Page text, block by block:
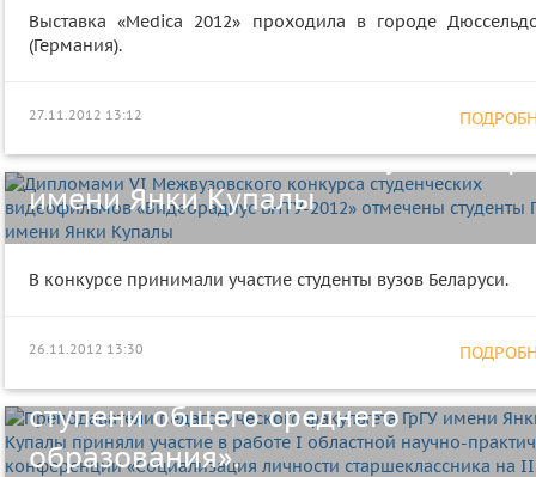
Выставка «Medica 2012» проходила в городе
(Германия).
27.11.2012 13:12
Дипломами VI Межвузовского
видеофильмов «Видеорадиус
БНТУ-2012» отмечены студенты
имени Янки Купалы
В конкурсе принимали участие студенты вузов Беларуси.
26.11.2012 13:30
Преподаватели педагогического
факультета ГрГУ имени Янки
приняли участие в работе I
областной научно-практической
конференции «Социализация
ступени общего среднего
образования».